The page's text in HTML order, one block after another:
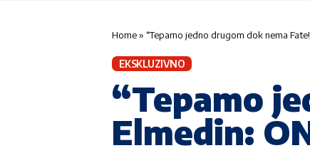
Home» “Tepamo jedno drugom dok nema
EKSKLUZIVNO
“Tepamo
Elmedin: